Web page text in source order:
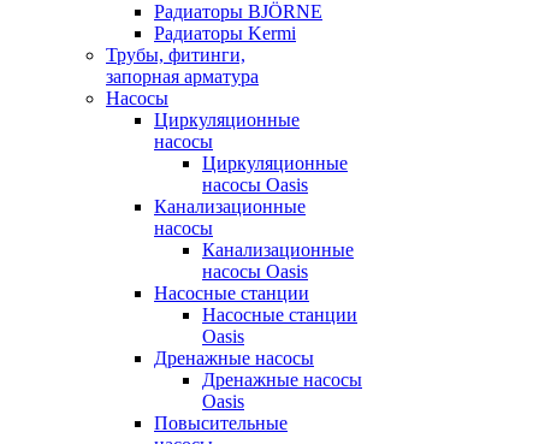
Радиаторы BJÖRNE
Радиаторы Kermi
Трубы, фитинги,
запорная арматура
Насосы
Циркуляционные
насосы
Циркуляционные
насосы Oasis
Канализационные
насосы
Канализационные
насосы Oasis
Насосные станции
Насосные станции
Oasis
Дренажные насосы
Дренажные насосы
Oasis
Повысительные